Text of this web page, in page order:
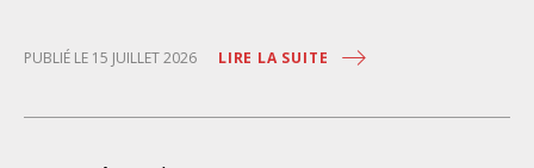
œuvre de prestations d’information et d’assistance
juridique des étrangers maintenus dans les locaux de
PUBLIÉ LE 15 JUILLET 2026 LIRE LA SUITE